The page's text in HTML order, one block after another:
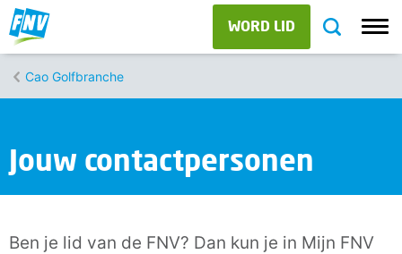
WORD LID
Cao Golfbranche
Jouw contactpersonen
Ben je lid van de FNV? Dan kun je in Mijn FNV